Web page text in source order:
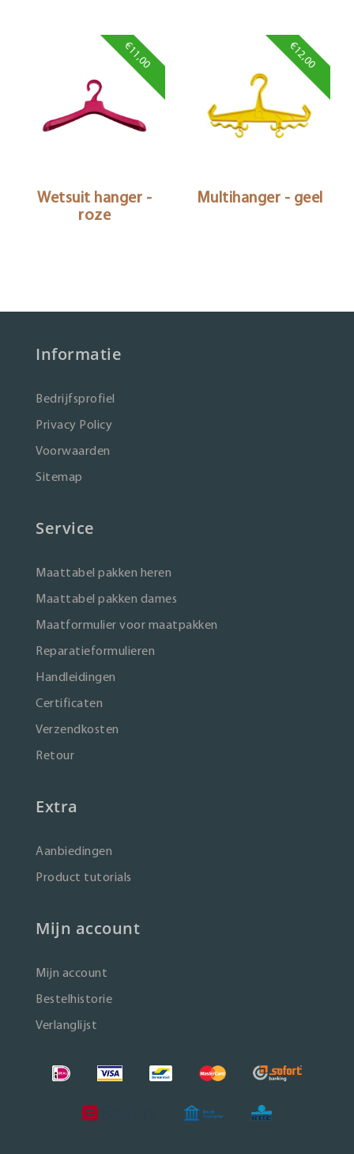
€11,00
Wetsuit hanger -
roze
€12,00
Multihanger - geel
Informatie
Bedrijfsprofiel
Privacy Policy
Voorwaarden
Sitemap
Service
Maattabel pakken heren
Maattabel pakken dames
Maatformulier voor maatpakken
Reparatieformulieren
Handleidingen
Certificaten
Verzendkosten
Retour
Extra
Aanbiedingen
Product tutorials
Mijn account
Mijn account
Bestelhistorie
Verlanglijst